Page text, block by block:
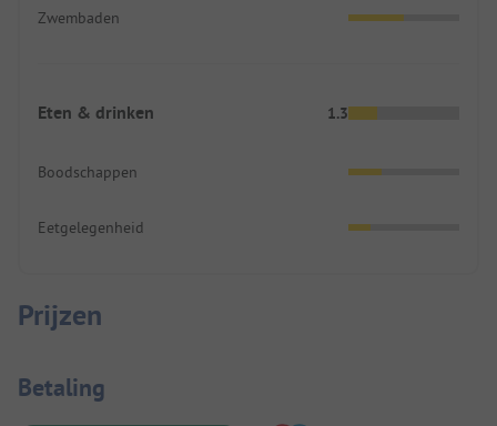
Zwembaden
Eten & drinken 1.3
Boodschappen
Eetgelegenheid
Prijzen
Betaalinformatie
Betaling